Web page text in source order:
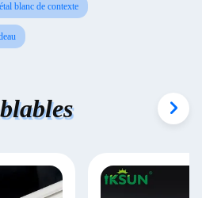
blanc de contexte